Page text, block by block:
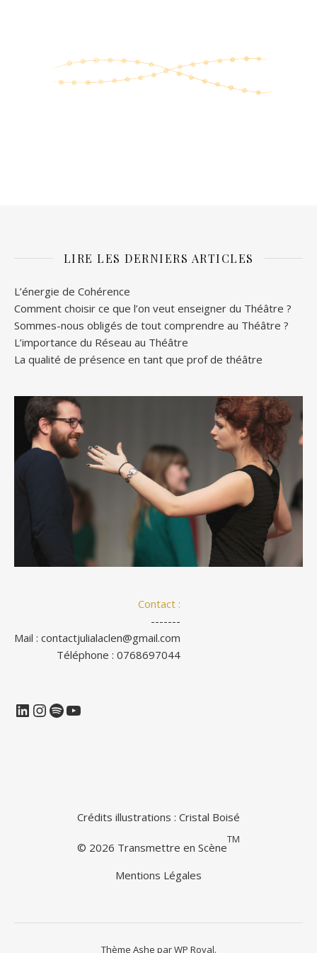
LIRE LES DERNIERS ARTICLES
L’énergie de Cohérence
Comment choisir ce que l’on veut enseigner du Théâtre ?
Sommes-nous obligés de tout comprendre au Théâtre ?
L’importance du Réseau au Théâtre
La qualité de présence en tant que prof de théâtre
Contact :
-------
Mail : contactjulialaclen@gmail.com
Téléphone : 0768697044
LinkedIn
Instagram
Spotify
YouTube
Crédits illustrations : Cristal Boisé
© 2026 Transmettre en Scène
TM
Mentions Légales
Thème Ashe parWP Royal.